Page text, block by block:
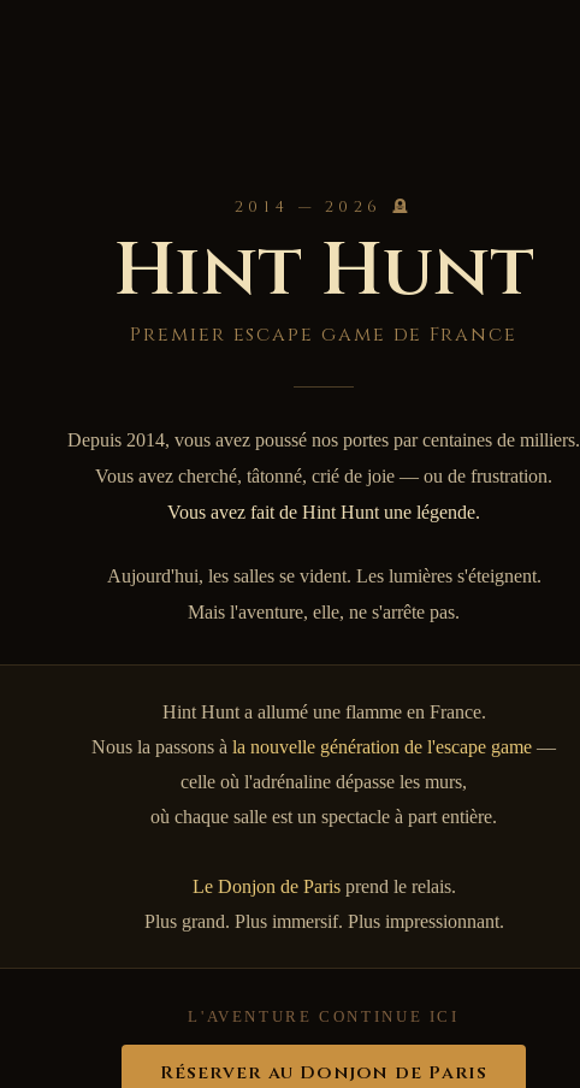
2014 — 2026 🪦
Hint Hunt
Premier escape game de France
Depuis 2014, vous avez poussé nos portes par centaines de milliers.
Vous avez cherché, tâtonné, crié de joie — ou de frustration.
Vous avez fait de Hint Hunt une légende.
Aujourd'hui, les salles se vident. Les lumières s'éteignent.
Mais l'aventure, elle, ne s'arrête pas.
Hint Hunt a allumé une flamme en France.
Nous la passons à la nouvelle génération de l'escape game —
celle où l'adrénaline dépasse les murs,
où chaque salle est un spectacle à part entière.
Le Donjon de Parisprend le relais.
Plus grand. Plus immersif. Plus impressionnant.
L'AVENTURE CONTINUE ICI
Réserver au Donjon de Paris